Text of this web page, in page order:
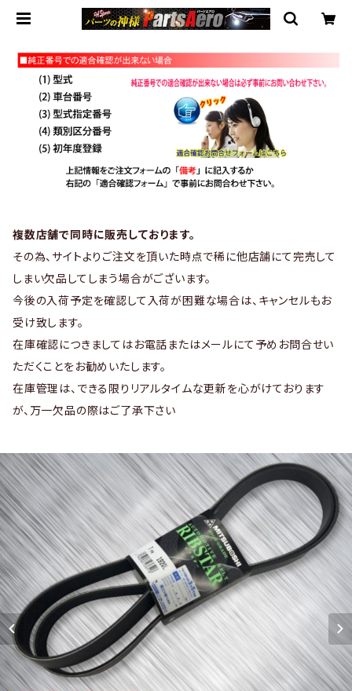
複数店舗で同時に販売しております。
その為、サイトよりご注文を頂いた時点で稀に他店舗にて完売して
しまい欠品してしまう場合がございます。
今後の入荷予定を確認して入荷が困難な場合は、キャンセルもお
受け致します。
在庫確認につきましてはお電話またはメールにて予めお問合せい
ただくことをお勧めいたします。
在庫管理は、できる限りリアルタイムな更新を心がけております
が、万一欠品の際はご了承下さい